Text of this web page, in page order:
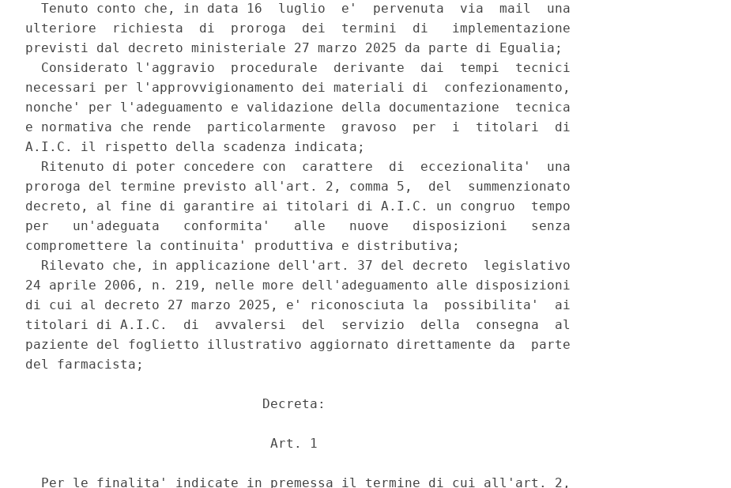
  Tenuto conto che, in data 16  luglio  e'  pervenuta  via  mail  una
ulteriore  richiesta  di  proroga  dei  termini  di   implementazione
previsti dal decreto ministeriale 27 marzo 2025 da parte di Egualia;
  Considerato l'aggravio  procedurale  derivante  dai  tempi  tecnici
necessari per l'approvvigionamento dei materiali di  confezionamento,
nonche' per l'adeguamento e validazione della documentazione  tecnica
e normativa che rende  particolarmente  gravoso  per  i  titolari  di
A.I.C. il rispetto della scadenza indicata;
  Ritenuto di poter concedere con  carattere  di  eccezionalita'  una
proroga del termine previsto all'art. 2, comma 5,  del  summenzionato
decreto, al fine di garantire ai titolari di A.I.C. un congruo  tempo
per   un'adeguata   conformita'   alle   nuove   disposizioni   senza
compromettere la continuita' produttiva e distributiva;
  Rilevato che, in applicazione dell'art. 37 del decreto  legislativo
24 aprile 2006, n. 219, nelle more dell'adeguamento alle disposizioni
di cui al decreto 27 marzo 2025, e' riconosciuta la  possibilita'  ai
titolari di A.I.C.  di  avvalersi  del  servizio  della  consegna  al
paziente del foglietto illustrativo aggiornato direttamente da  parte
del farmacista;
                              Decreta:
                               Art. 1
  Per le finalita' indicate in premessa il termine di cui all'art. 2,